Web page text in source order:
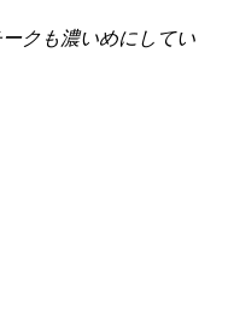
クも濃いめにしてい